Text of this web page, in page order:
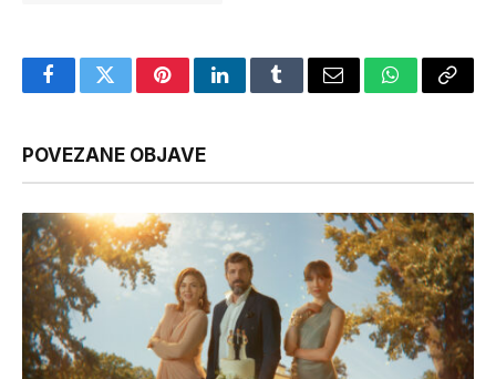
FacebookTwitterPinterestLinkedInTumblrEmail WhatsApp
Copy
POVEZANE OBJAVE